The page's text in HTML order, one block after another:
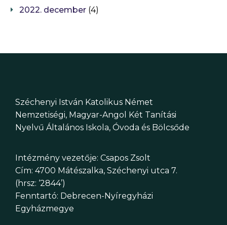
2022. december (4)
Széchenyi István Katolikus Német
Nemzetiségi, Magyar-Angol Két Tanítási
Nyelvű Általános Iskola, Óvoda és Bölcsőde
Intézmény vezetője: Csapos Zsolt
Cím: 4700 Mátészalka, Széchenyi utca 7.
(hrsz: ‘2844’)
Fenntartó: Debrecen-Nyíregyházi
Egyházmegye